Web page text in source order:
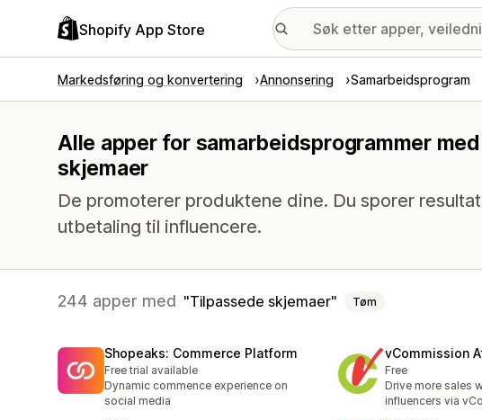
Shopify App Store
Markedsføring og konvertering Annonsering Samarbeidsprogram
Alle apper for samarbeidsprogrammer
skjemaer
De promoterer produktene dine. Du sporer
utbetaling til influencere.
244 apper med Tilpassede skjemaer Tøm
Shopeaks: Commerce Platform
Free trial available
Dynamic commence experience on
social media
vCommission
Free
Drive more sales
influencers via